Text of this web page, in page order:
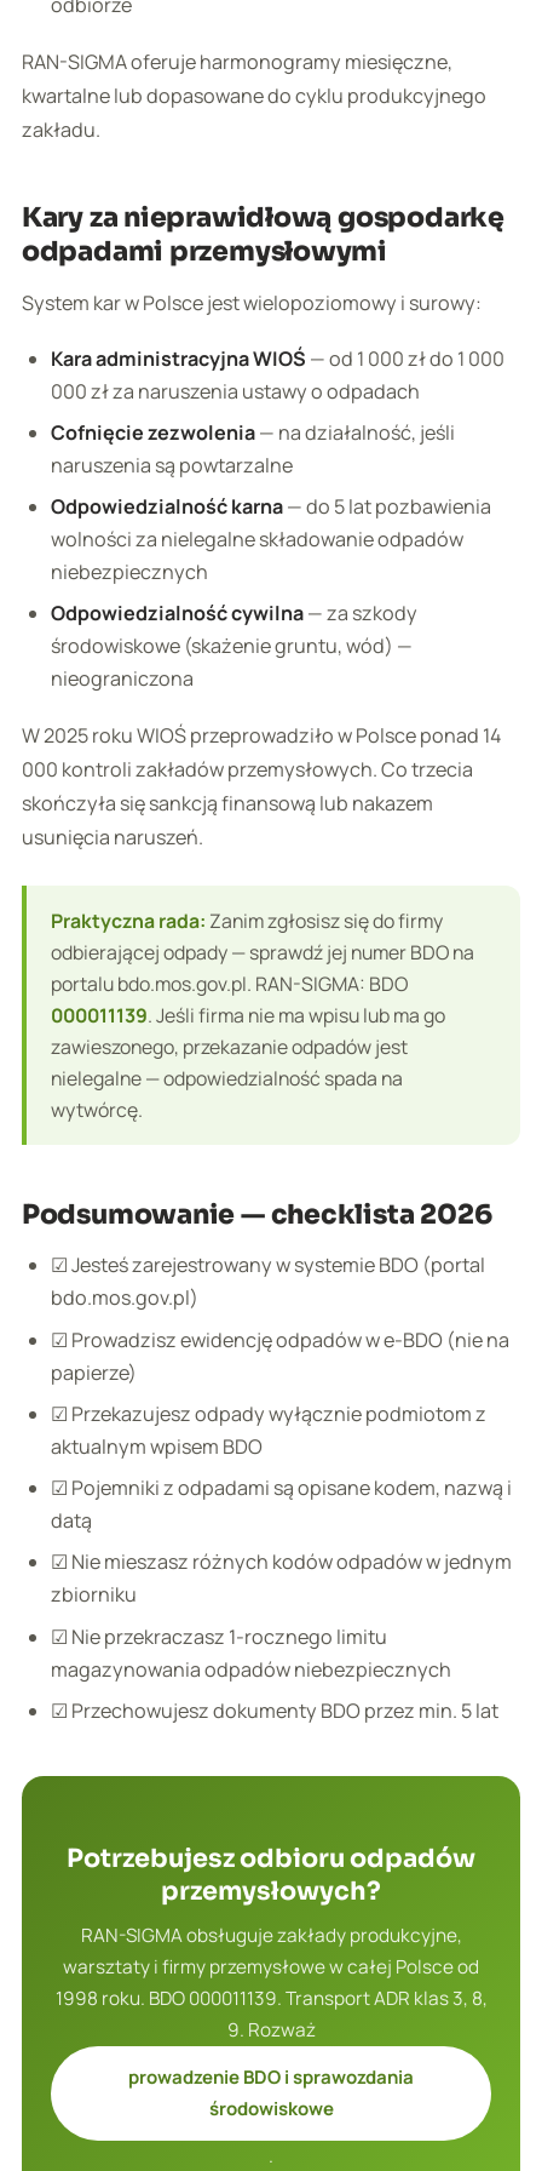
RAN-SIGMA oferuje harmonogramy miesięczne,
kwartalne lub dopasowane do cyklu produkcyjnego
zakładu.
Kary za nieprawidłową gospodarkę
odpadami przemysłowymi
System kar w Polsce jest wielopoziomowy i surowy:
Kara administracyjna WIOŚ — od 1 000 zł do 1 000
000 zł za naruszenia ustawy o odpadach
Cofnięcie zezwolenia— na działalność, jeśli
naruszenia są powtarzalne
Odpowiedzialność karna— do 5 lat pozbawienia
wolności za nielegalne składowanie odpadów
niebezpiecznych
Odpowiedzialność cywilna— za szkody
środowiskowe (skażenie gruntu, wód) —
nieograniczona
W 2025 roku WIOŚ przeprowadziło w Polsce ponad 14
000 kontroli zakładów przemysłowych. Co trzecia
skończyła się sankcją finansową lub nakazem
usunięcia naruszeń.
Praktyczna rada: Zanim zgłosisz się do firmy
odbierającej odpady — sprawdź jej numer BDO na
portalu bdo.mos.gov.pl. RAN-SIGMA: BDO
000011139. Jeśli firma nie ma wpisu lub ma go
zawieszonego, przekazanie odpadów jest
nielegalne — odpowiedzialność spada na
wytwórcę.
Podsumowanie — checklista 2026
☑ Jesteś zarejestrowany w systemie BDO (portal
bdo.mos.gov.pl)
☑ Prowadzisz ewidencję odpadów w e-BDO (nie na
papierze)
☑ Przekazujesz odpady wyłącznie podmiotom z
aktualnym wpisem BDO
☑ Pojemniki z odpadami są opisane kodem, nazwą i
datą
☑ Nie mieszasz różnych kodów odpadów w jednym
zbiorniku
☑ Nie przekraczasz 1-rocznego limitu
magazynowania odpadów niebezpiecznych
☑ Przechowujesz dokumenty BDO przez min. 5 lat
Potrzebujesz odbioru odpadów
przemysłowych?
RAN-SIGMA obsługuje zakłady produkcyjne,
warsztaty i firmy przemysłowe w całej Polsce od
1998 roku. BDO 000011139. Transport ADR klas 3, 8,
9. Rozważ
prowadzenie BDO i sprawozdania
środowiskowe
.